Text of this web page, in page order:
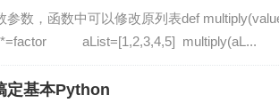
参数，函数中可以修改原列表def
aList=[1,2,3,4,5] multiply(aL...
定基本Python